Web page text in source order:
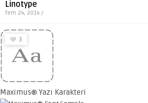
Linotype
Tem 24, 2014 /
3
Maximus® Yazı Karakteri